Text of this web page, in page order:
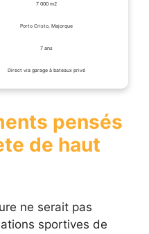
7 000 m2
Porto Cristo, Majorque
7 ans
Direct via garage à bateaux privé
pensés
de haut
ne serait pas
sportives de